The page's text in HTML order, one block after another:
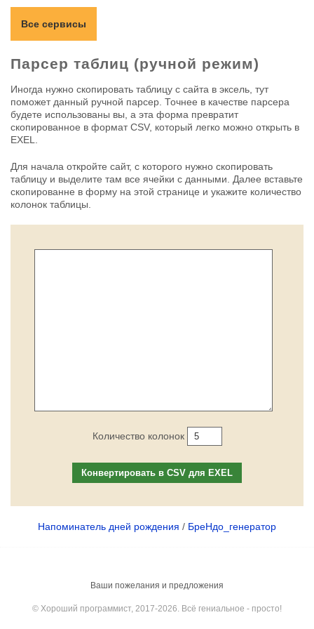
Все сервисы
Парсер таблиц (ручной режим)
Иногда нужно скопировать таблицу с сайта в эксель, тут
поможет данный ручной парсер. Точнее в качестве парсера
будете использованы вы, а эта форма превратит
скопированное в формат CSV, который легко можно открыть в
EXEL.
Для начала откройте сайт, с которого нужно скопировать
таблицу и выделите там все ячейки с данными. Далее вставьте
скопированне в форму на этой странице и укажите количество
колонок таблицы.
Количество колонок
Конвертировать в CSV для EXEL
Напоминатель дней рождения / БреНдо_генератор
Ваши пожелания и предложения
© Хороший программист, 2017-2026. Всё гениальное - просто!